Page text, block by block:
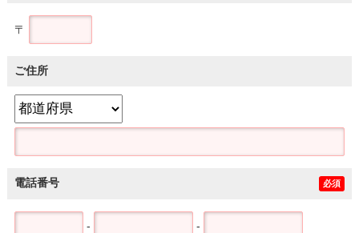
〒
ご住所
電話番号 必須
- -